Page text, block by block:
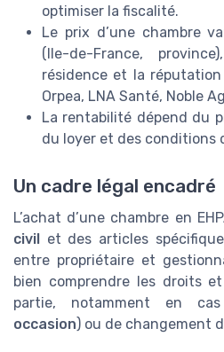
optimiser la fiscalité.
Le prix d’une chambre
(Ile-de-France,
résidence et la
Orpea, LNA Santé, Noble
La rentabilité dépend du
du loyer et des conditions
Un cadre légal encadré
L’achat d’une chambre en
civil et des articles
entre propriétaire et
bien comprendre les droits
partie, notamment en
occasion) ou de changement